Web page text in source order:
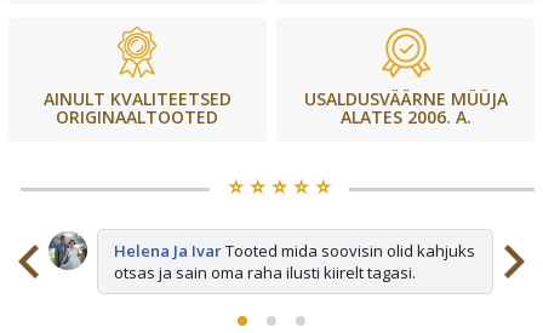
AINULT KVALITEETSED
ORIGINAALTOOTED
USALDUSVÄÄRNE MÜÜJA
ALATES 2006. A.
⭐️ ⭐️ ⭐️ ⭐️ ⭐️
Helena Ja IvarTooted mida soovisin olid kahjuks
otsas ja sain oma raha ilusti kiirelt tagasi.